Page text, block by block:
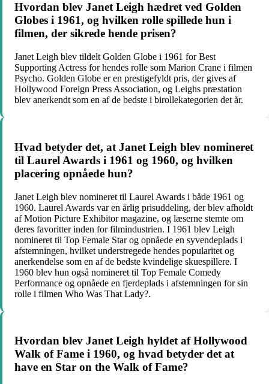
Hvordan blev Janet Leigh hædret ved Golden
Globes i 1961, og hvilken rolle spillede hun i
filmen, der sikrede hende prisen?
Janet Leigh blev tildelt Golden Globe i 1961 for Best
Supporting Actress for hendes rolle som Marion Crane i filmen
Psycho. Golden Globe er en prestigefyldt pris, der gives af
Hollywood Foreign Press Association, og Leighs præstation
blev anerkendt som en af de bedste i birollekategorien det år.
Hvad betyder det, at Janet Leigh blev nomineret
til Laurel Awards i 1961 og 1960, og hvilken
placering opnåede hun?
Janet Leigh blev nomineret til Laurel Awards i både 1961 og
1960. Laurel Awards var en årlig prisuddeling, der blev afholdt
af Motion Picture Exhibitor magazine, og læserne stemte om
deres favoritter inden for filmindustrien. I 1961 blev Leigh
nomineret til Top Female Star og opnåede en syvendeplads i
afstemningen, hvilket understregede hendes popularitet og
anerkendelse som en af de bedste kvindelige skuespillere. I
1960 blev hun også nomineret til Top Female Comedy
Performance og opnåede en fjerdeplads i afstemningen for sin
rolle i filmen Who Was That Lady?.
Hvordan blev Janet Leigh hyldet af Hollywood
Walk of Fame i 1960, og hvad betyder det at
have en Star on the Walk of Fame?